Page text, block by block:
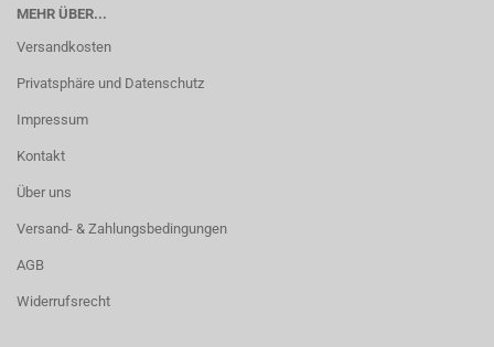
MEHR ÜBER...
Versandkosten
Privatsphäre und Datenschutz
Impressum
Kontakt
Über uns
Versand- & Zahlungsbedingungen
AGB
Widerrufsrecht